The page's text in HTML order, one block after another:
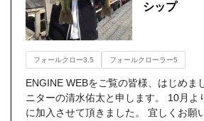
シップ
フォールクロー3.5 フォールクローラー5
ENGINE WEBをご覧の皆様、はじめま
ニターの清水佑太と申します。 10月よ
に加入させて頂きました。 宜しくお願